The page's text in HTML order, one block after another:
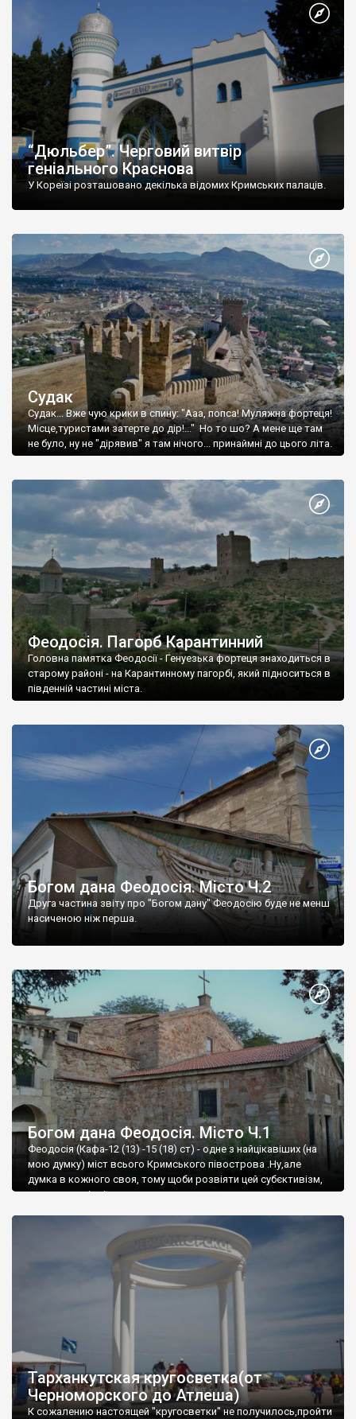
“Дюльбер”. Черговий витвір
геніального Краснова
У Кореїзі розташовано декілька відомих Кримських палаців.
Судак
Судак... Вже чую крики в спину: "Ааа, попса! Муляжна фортеця!
Місце,туристами затерте до дір!..." Но то шо? А мене ще там
не було, ну не "дірявив" я там нічого... принаймні до цього літа.
Феодосія. Пагорб Карантинний
Головна памятка Феодосії - Генуезька фортеця знаходиться в
старому районі - на Карантинному пагорбі, який підноситься в
південній частині міста.
Богом дана Феодосія. Місто Ч.2
Друга частина звіту про "Богом дану" Феодосію буде не менш
насиченою ніж перша.
Богом дана Феодосія. Місто Ч.1
Феодосія (Кафа-12 (13) -15 (18) ст) - одне з найцікавіших (на
мою думку) міст всього Кримського півострова .Ну,але
думка в кожного своя, тому щоби розвіяти цей субєктивізм,
запрошую відвідати це
Тарханкутская кругосветка(от
Черноморского до Атлеша)
К сожалению настоящей "кругосветки" не получилось,пройти